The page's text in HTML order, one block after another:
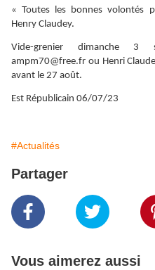
« Toutes les bonnes volontés
Henry Claudey.
Vide-grenier dimanche 3
ampm70@free.fr ou Henri
avant le 27 août.
Est Républicain 06/07/23
#Actualités
Partager
Vous aimerez aussi